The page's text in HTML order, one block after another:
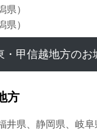
県）
県）
・甲信越地方のお
方
井県、静岡県、岐